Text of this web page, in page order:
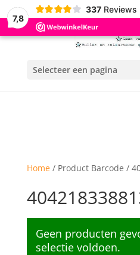
7,8
337 Reviews
Selecteer een pagina
Home/ Product Barcode /
Geen producten
selectie voldoen.